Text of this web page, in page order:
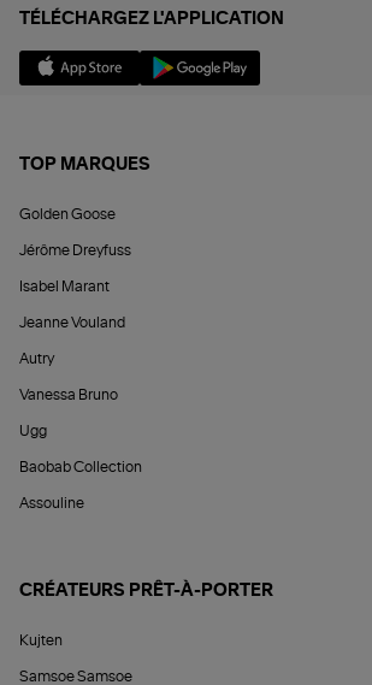
TÉLÉCHARGEZ L'APPLICATION
TOP MARQUES
Golden Goose
Jérôme Dreyfuss
Isabel Marant
Jeanne Vouland
Autry
Vanessa Bruno
Ugg
Baobab Collection
Assouline
CRÉATEURS PRÊT-À-PORTER
Kujten
Samsoe Samsoe